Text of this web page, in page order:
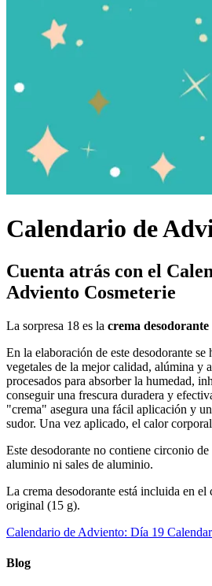
Calendario de
Cuenta atrás con el
Adviento Cosmeterie
La sorpresa 18 es la crema desodorante
En la elaboración de este desodorante
vegetales de la mejor calidad, alúmina y
procesados para absorber la humedad,
conseguir una frescura duradera y
"crema" asegura una fácil aplicación y
sudor. Una vez aplicado, el calor
Este desodorante no contiene circonio
aluminio ni sales de aluminio.
La crema desodorante está incluida en el
original (15 g).
Calendario de Adviento: Día 19
Blog